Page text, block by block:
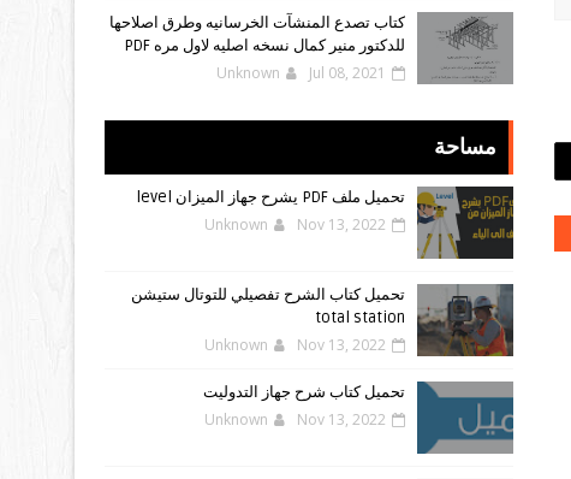
كتاب تصدع المنشآت الخرسانيه وطرق اصلاحها
للدكتور منير كمال نسخه اصليه لاول مره PDF
Unknown Jul 08, 2021
مساحة
تحميل ملف PDF يشرح جهاز الميزان level
Unknown Nov 13, 2022
تحميل كتاب الشرح تفصيلي للتوتال ستيشن
total station
Unknown Nov 13, 2022
تحميل كتاب شرح جهاز التدوليت
Unknown Nov 13, 2022